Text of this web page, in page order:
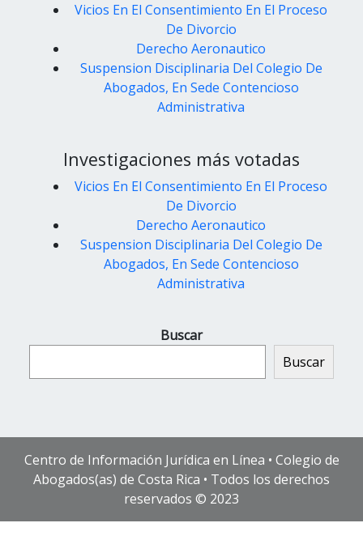
Vicios En El Consentimiento En El Proceso
De Divorcio
Derecho Aeronautico
Suspension Disciplinaria Del Colegio De
Abogados, En Sede Contencioso
Administrativa
Investigaciones más votadas
Vicios En El Consentimiento En El Proceso
De Divorcio
Derecho Aeronautico
Suspension Disciplinaria Del Colegio De
Abogados, En Sede Contencioso
Administrativa
Buscar
Buscar
Centro de Información Jurídica en Línea • Colegio de
Abogados(as) de Costa Rica • Todos los derechos
reservados © 2023